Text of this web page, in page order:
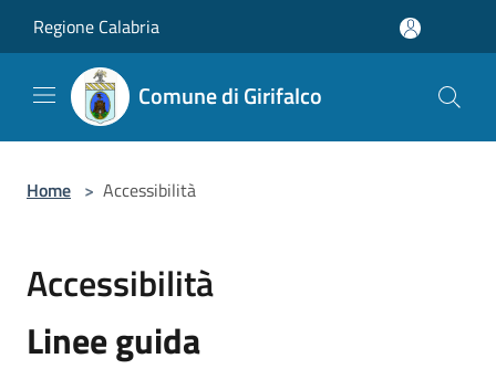
Regione Calabria
Comune di Girifalco
Home > Accessibilità
Accessibilità
Linee guida